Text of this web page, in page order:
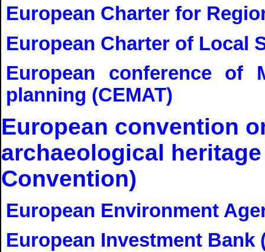
European Charter for
European Charter of Local
European conference of
planning (CEMAT)
European convention
archaeological
Convention)
European Environment
European Investment Bank